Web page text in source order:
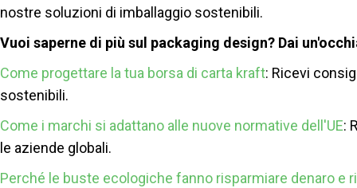
nostre soluzioni di imballaggio sostenibili.
Vuoi saperne di più sul packaging design? Dai
Come progettare la tua borsa di carta kraft: Ricevi
sostenibili.
Come i marchi si adattano alle nuove normative dell'UE:
le aziende globali.
Perché le buste ecologiche fanno risparmiare denaro e